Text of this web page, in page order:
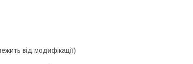
від модифікації)